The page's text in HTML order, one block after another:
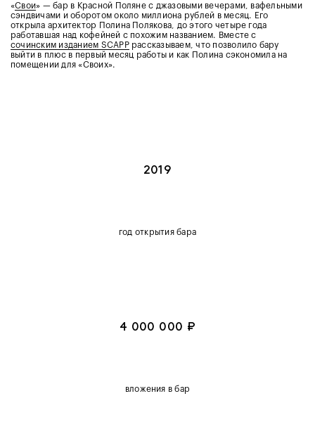
«Свои» — бар в Красной Поляне с джазовыми вечерами, вафельными
сэндвичами и оборотом около миллиона рублей в месяц. Его
открыла архитектор Полина Полякова, до этого четыре года
работавшая над кофейней с похожим названием. Вместе с
сочинским изданием SCAPPрассказываем, что позволило бару
выйти в плюс в первый месяц работы и как Полина сэкономила на
помещении для «Своих».
2019
год открытия бара
4 000 000 ₽
вложения в бар